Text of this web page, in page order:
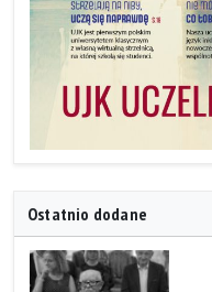
Ostatnio dodane